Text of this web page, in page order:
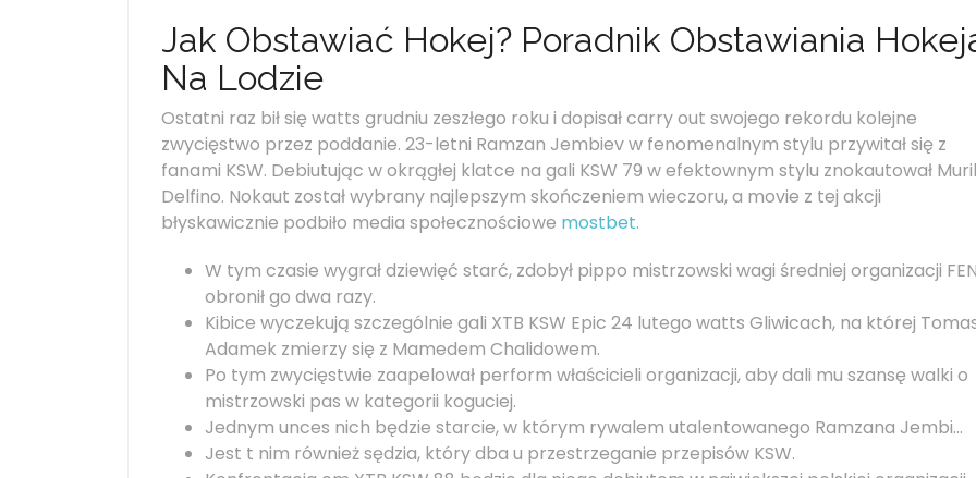
Jak Obstawiać Hokej? Poradnik Obstawiania
Na Lodzie
Ostatni raz bił się watts grudniu zeszłego roku i dopisał carry out swojego rekordu kolejne
zwycięstwo przez poddanie. 23-letni Ramzan Jembiev w fenomenalnym stylu przywitał się z
fanami KSW. Debiutując w okrągłej klatce na gali KSW 79 w efektownym stylu znokautował
Delfino. Nokaut został wybrany najlepszym skończeniem wieczoru, a movie z tej akcji
błyskawicznie podbiło media społecznościowe mostbet.
W tym czasie wygrał dziewięć starć, zdobył pippo mistrzowski wagi średniej organizacji
obronił go dwa razy.
Kibice wyczekują szczególnie gali XTB KSW Epic 24 lutego watts Gliwicach, na której
Adamek zmierzy się z Mamedem Chalidowem.
Po tym zwycięstwie zaapelował perform właścicieli organizacji, aby dali mu szansę walki o
mistrzowski pas w kategorii koguciej.
Jednym unces nich będzie starcie, w którym rywalem utalentowanego Ramzana Jembi…
Jest t nim również sędzia, który dba u przestrzeganie przepisów KSW.